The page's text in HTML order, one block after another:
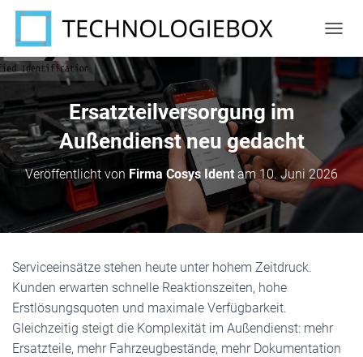
A
I
O
N
Ersatzteilversorgung im
Außendienst neu gedacht
Veröffentlicht von Firma Cosys Ident am 10. Juni 2026
Serviceeinsätze stehen heute unter hohem Zeitdruck.
Kunden erwarten schnelle Reaktionszeiten, hohe
Erstlösungsquoten und maximale Verfügbarkeit.
Gleichzeitig steigt die Komplexität im Außendienst: mehr
Ersatzteile, mehr Fahrzeugbestände, mehr Dokumentation